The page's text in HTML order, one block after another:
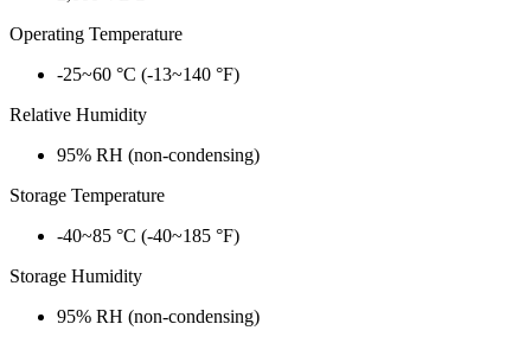
Operating Temperature
-25~60 °C (-13~140 °F)
Relative Humidity
95% RH (non-condensing)
Storage Temperature
-40~85 °C (-40~185 °F)
Storage Humidity
95% RH (non-condensing)